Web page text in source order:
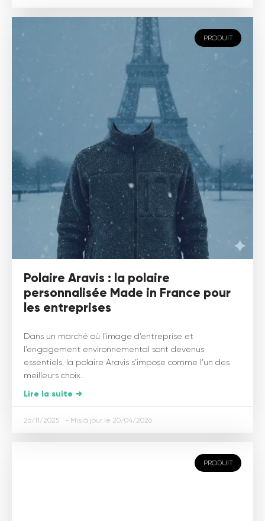
PRODUIT
Polaire Aravis : la polaire
personnalisée Made in France pour
les entreprises
Dans un marché où l’image d’entreprise et
l’engagement environnemental sont devenus
essentiels, la polaire Aravis s’impose comme l’un des
meilleurs choix...
Lire la suite ➜
26/11/2025 20/04/2026
PRODUIT